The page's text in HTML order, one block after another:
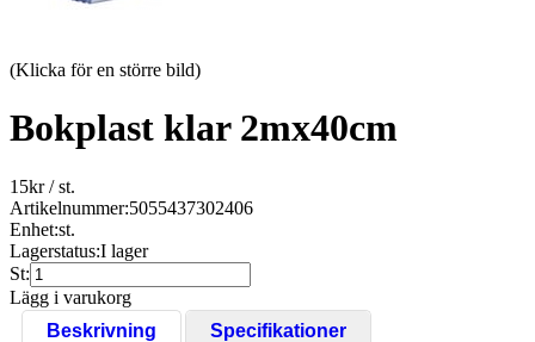
(Klicka för en större bild)
Bokplast klar 2mx40cm
15kr/ st.
Artikelnummer:5055437302406
Enhet:st.
Lagerstatus:I lager
St:
Lägg i varukorg
Beskrivning
Specifikationer